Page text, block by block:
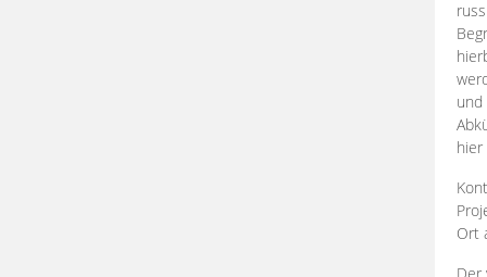
und
Ort
Der